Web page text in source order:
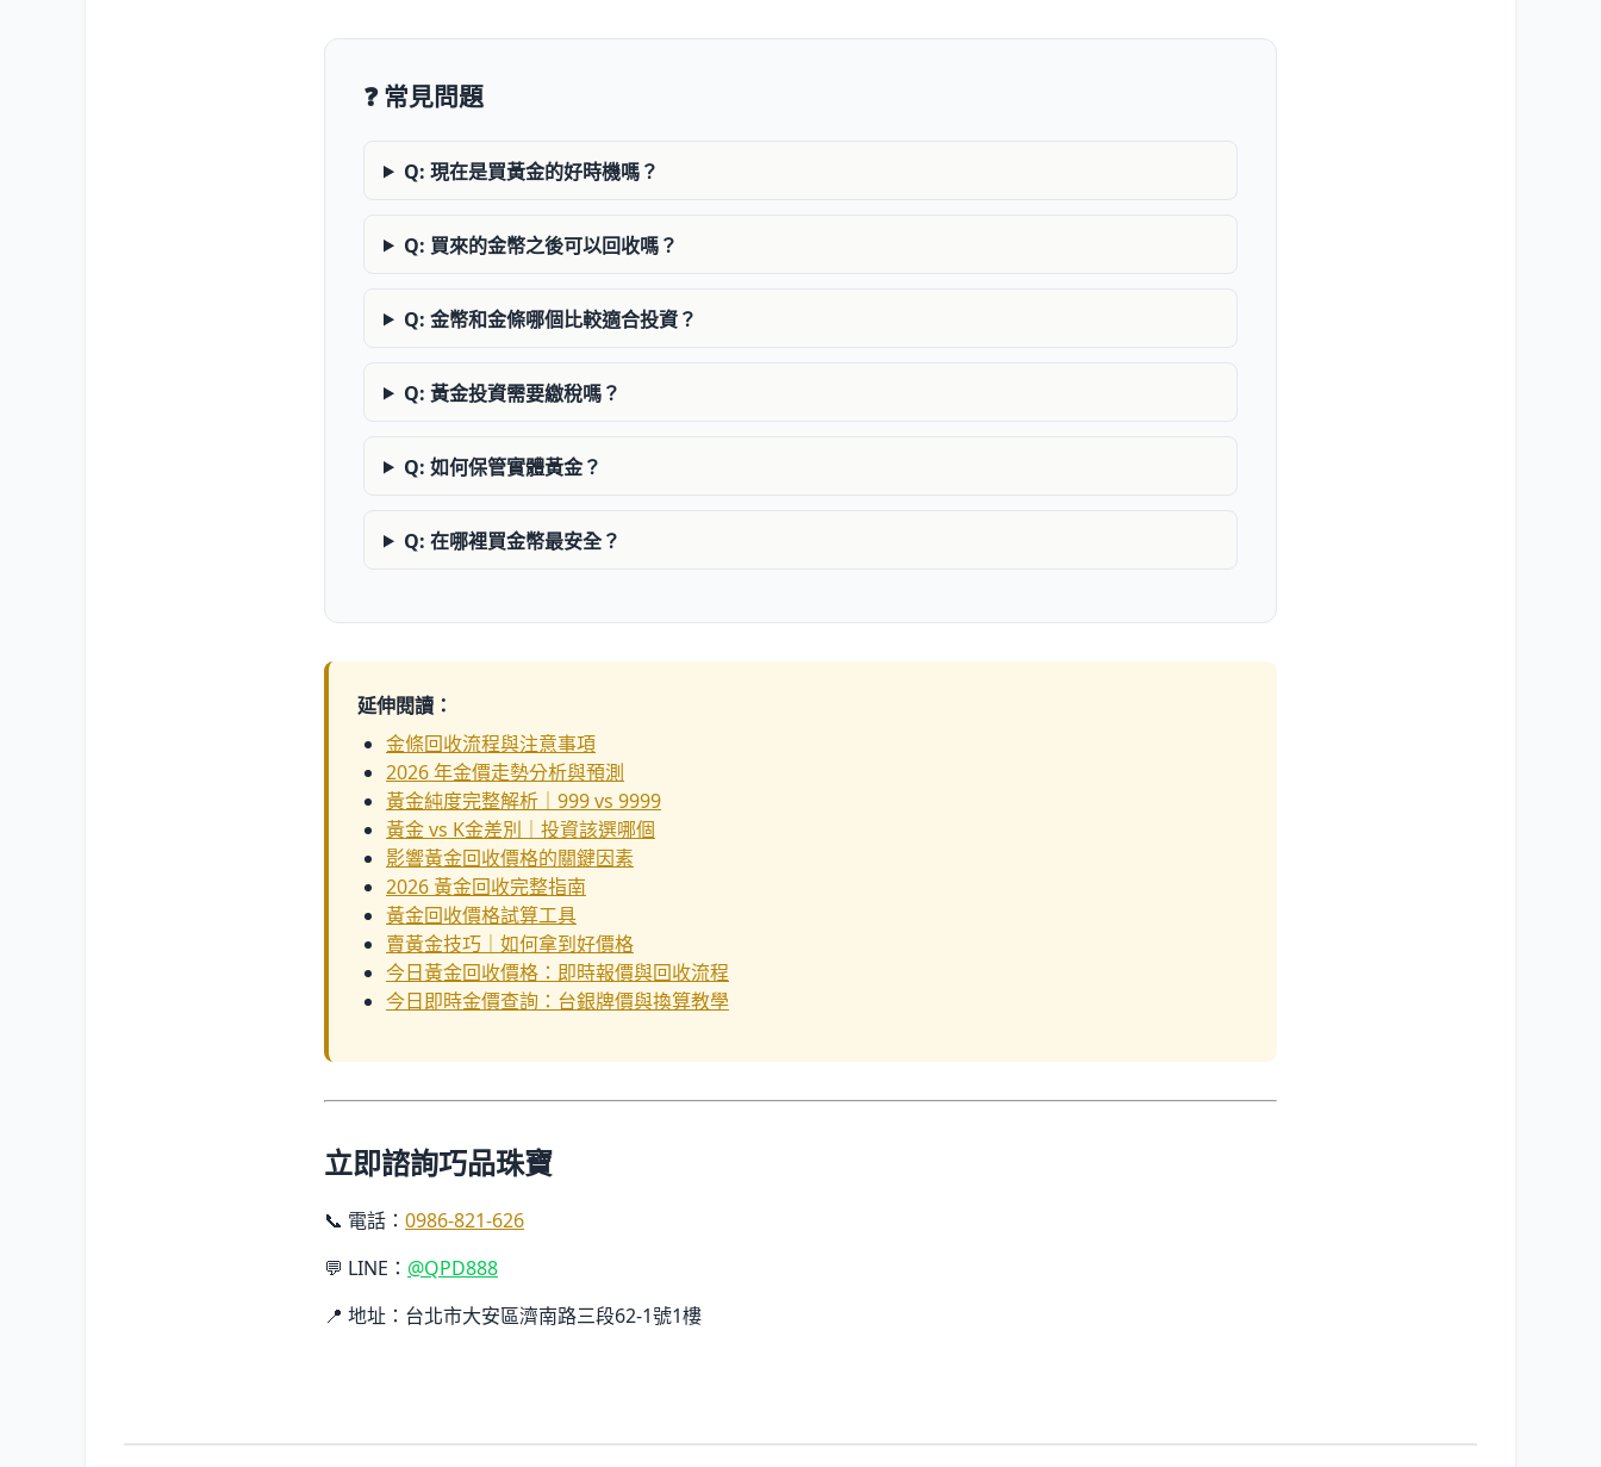
❓ 常見問題
Q: 現在是買黃金的好時機嗎？
Q: 買來的金幣之後可以回收嗎？
Q: 金幣和金條哪個比較適合投資？
Q: 黃金投資需要繳稅嗎？
Q: 如何保管實體黃金？
Q: 在哪裡買金幣最安全？
延伸閱讀：
金條回收流程與注意事項
2026 年金價走勢分析與預測
黃金純度完整解析｜999 vs 9999
黃金 vs K金差別｜投資該選哪個
影響黃金回收價格的關鍵因素
2026 黃金回收完整指南
黃金回收價格試算工具
賣黃金技巧｜如何拿到好價格
今日黃金回收價格：即時報價與回收流程
今日即時金價查詢：台銀牌價與換算教學
立即諮詢巧品珠寶
📞 電話： 0986-821-626
💬 LINE： @QPD888
📍 地址：台北市大安區濟南路三段62-1號1樓